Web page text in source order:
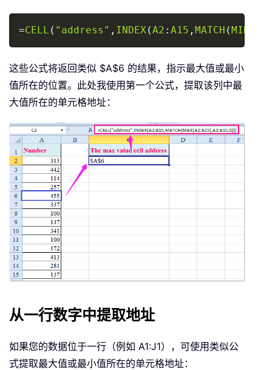
=CELL ( "address" , INDEX(A2 : A15 , MATCH ( MIN
Copy
这些公式将返回类似 $A$6 的结果，指示最大值或最小
值所在的位置。此处我使用第一个公式，提取该列中最
大值所在的单元格地址：
从一行数字中提取地址
如果您的数据位于一行（例如 A1:J1），可使用类似公
式提取最大值或最小值所在的单元格地址：